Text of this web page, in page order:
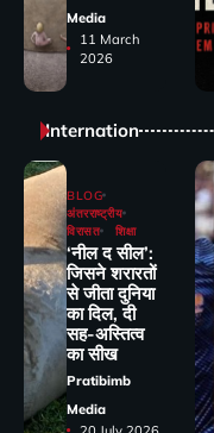
Media
11 March
2026
Internation
BLOG
अंतरराष्ट्रीय
विरासत
शिक्षा
‘नील द सील’:
जिसने शरारतों
से जीता दुनिया
का दिल, दी
सह-अस्तित्व
का सीख
Pratibimb
Media